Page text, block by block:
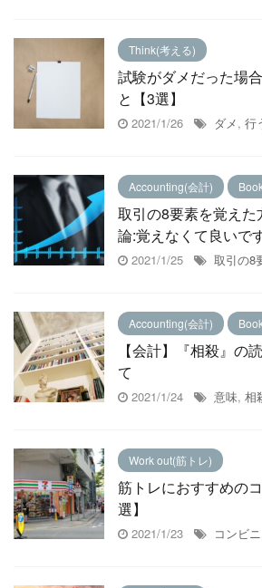
Think(考える)
試験がダメだった場
と【3選】
2021/1/26 ダメ, 行
Accounting(会計)
取引の8要素を覚え
論:覚えなくて良いです
2021/1/25 取引の8
Accounting(会計)
【会計】『相殺』の
て
2021/1/24 意味, 相
Work out(筋トレ)
筋トレにおすすめの
選】
2021/1/23 コンビニ